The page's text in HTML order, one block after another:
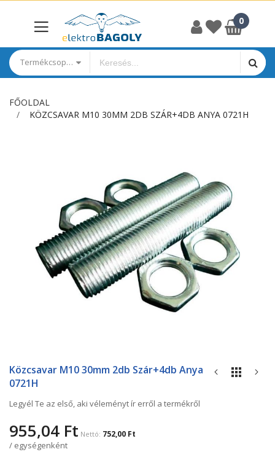
Termékcsoportok
FŐOLDAL
KÖZCSAVAR M10 30MM 2DB SZÁR+4DB ANYA 0721H
a
képgaléria
Közcsavar M10 30mm 2db Szár+4db Anya
0721H
Legyél Te az első, aki véleményt ír erről a termékről
955,04 Ft 752,00 Ft
/ egységenként